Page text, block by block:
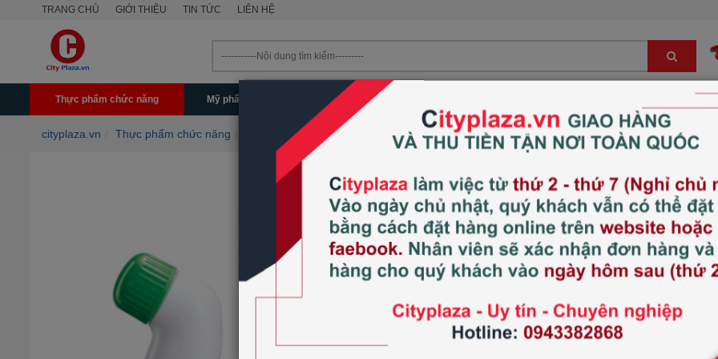
TRANG CHỦ GIỚI THIỆU TIN TỨC LIÊN HỆ
Thực phẩm chức năng Mỹ phẩm - Làm đẹp Mẹ & Bé
cityplaza.vn Thực phẩm chức năng Xương khớp
Dầu xoa bóp
Xem thêm:
Thương hiệu:
Hisamitsu
Xuất xứ:
Nhật Bản
Tình trạng:
Còn hàng
160.000 đ Giá thị trường